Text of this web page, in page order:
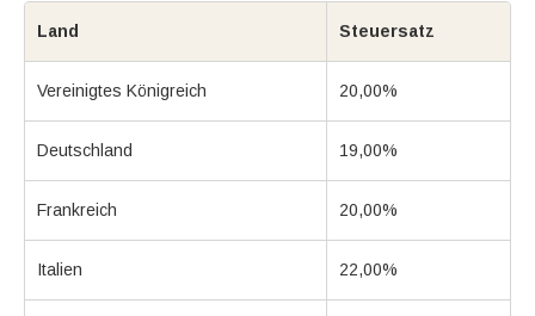
Land Steuersatz
Vereinigtes Königreich 20,00%
Deutschland 19,00%
Frankreich 20,00%
Italien 22,00%